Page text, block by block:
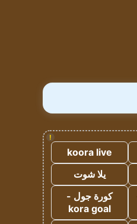
!
koora live
يلا شوت
كورة جول -
kora goal